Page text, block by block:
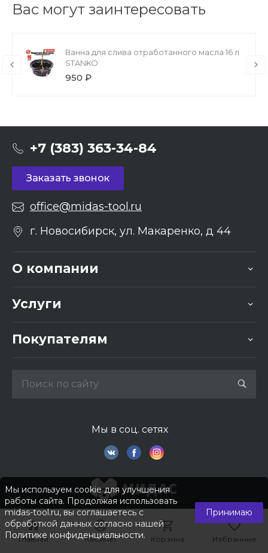
Главная Кабинет Корзина Избранные
Главная Кабинет Корзина Избранные
Вас могут заинтересовать
Ванна для слива отработанного масла 16 л
STANKO
950 ₽
+7 (383) 363-34-84
Заказать звонок
office@midas-tool.ru
г. Новосибирск, ул. Макаренко, д 44
О компании
Услуги
Покупателям
Мы в соц. сетях
Мы используем cookie для улучшения
работы сайта. Продолжая использовать
midas-tool.ru, вы соглашаетесь с
обработкой данных согласно нашей
Политике конфиденциальности.
Принимаю